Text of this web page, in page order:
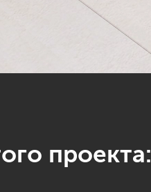
проекта: